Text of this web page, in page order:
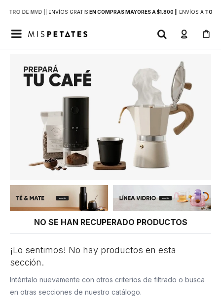
DE MVD | | ENVÍOS GRATIS EN COMPRAS MAYORES A $1.800 | ENVÍOS ATODO

NO SE HAN RECUPERADO PRODUCTOS
¡Lo sentimos! No hay productos en esta
sección.
Inténtalo nuevamente con otros criterios de filtrado o busca
en otras secciones de nuestro catálogo.